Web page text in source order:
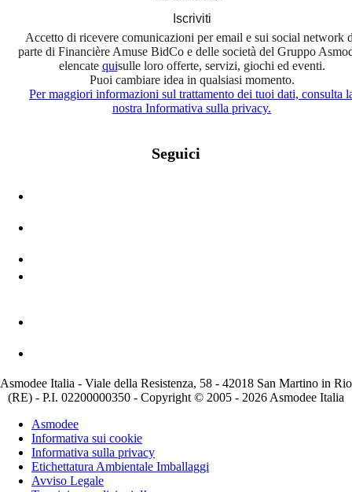
Iscriviti
Accetto di ricevere comunicazioni per email e sui social network
parte di Financière Amuse BidCo e delle società del Gruppo
elencate quisulle loro offerte, servizi, giochi ed eventi.
Puoi cambiare idea in qualsiasi momento.
Per maggiori informazioni sul trattamento dei tuoi dati, consulta
nostra Informativa sulla privacy.
Seguici
Asmodee Italia - Viale della Resistenza, 58 - 42018 San Martino in Rio
(RE) - P.I. 02200000350 - Copyright © 2005 - 2026 Asmodee Italia
Asmodee
Informativa sui cookie
Informativa sulla privacy
Etichettatura Ambientale Imballaggi
Avviso Legale